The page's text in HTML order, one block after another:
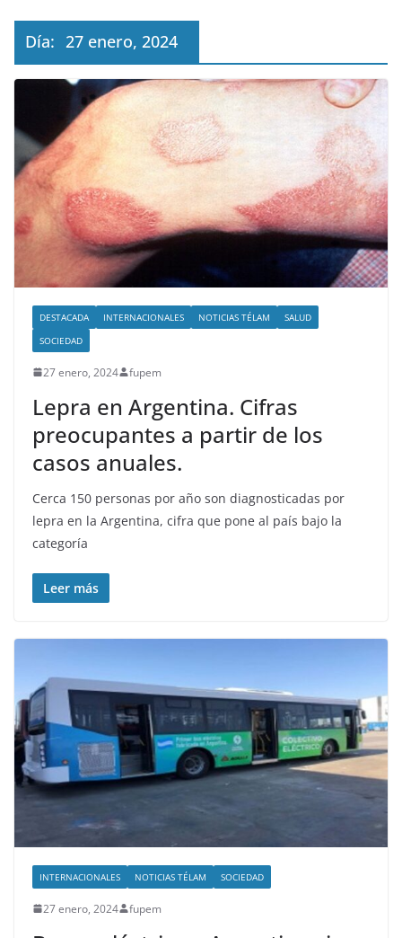
Día: 27 enero, 2024
DESTACADA INTERNACIONALES NOTICIAS TÉLAM
SALUD
SOCIEDAD
27 enero, 2024 fupem
Lepra en Argentina. Cifras
preocupantes a partir de los
casos anuales.
Cerca 150 personas por año son diagnosticadas por
lepra en la Argentina, cifra que pone al país bajo la
categoría
Leer más
INTERNACIONALES NOTICIAS TÉLAM SOCIEDAD
27 enero, 2024 fupem